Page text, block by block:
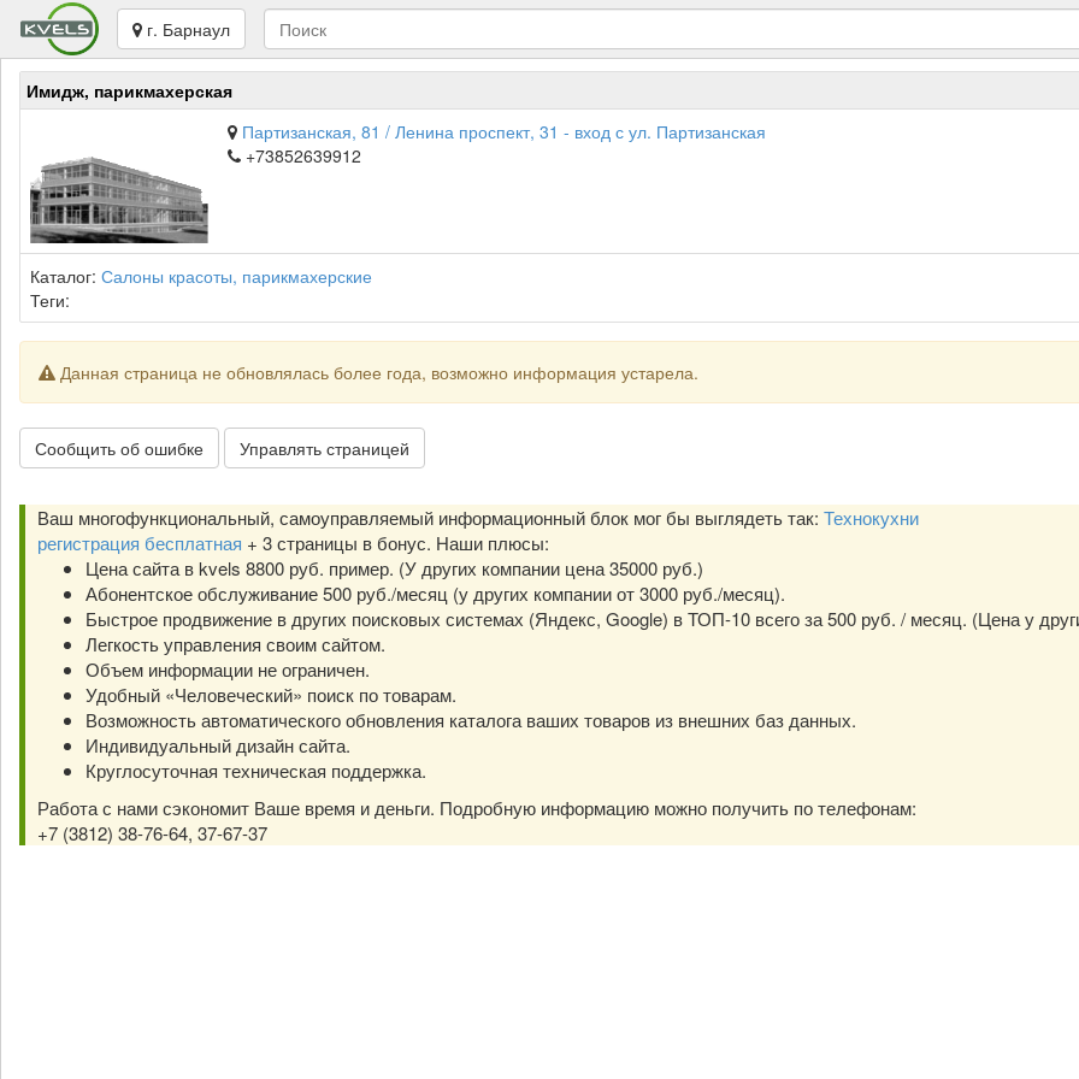
г. Барнаул
Имидж, парикмахерская
Партизанская, 81 / Ленина проспект, 31 - вход с ул. Партизанская
+73852639912
Каталог: Салоны красоты, парикмахерские
Теги:
Данная страница не обновлялась более года, возможно информация устарела.
Сообщить об ошибке Управлять страницей
Ваш многофункциональный, самоуправляемый информационный блок мог бы выглядеть так: Технокухни
регистрация бесплатная + 3 страницы в бонус. Наши плюсы:
Цена сайта в kvels 8800 руб. пример. (У других компании цена 35000 руб.)
Абонентское обслуживание 500 руб./месяц (у других компании от 3000 руб./месяц).
Быстрое продвижение в других поисковых системах (Яндекс, Google) в ТОП-10 всего за 500 руб. / месяц. (Цена у
Легкость управления своим сайтом.
Объем информации не ограничен.
Удобный «Человеческий» поиск по товарам.
Возможность автоматического обновления каталога ваших товаров из внешних баз данных.
Индивидуальный дизайн сайта.
Круглосуточная техническая поддержка.
Работа с нами сэкономит Ваше время и деньги. Подробную информацию можно получить по телефонам:
+7 (3812) 38-76-64, 37-67-37